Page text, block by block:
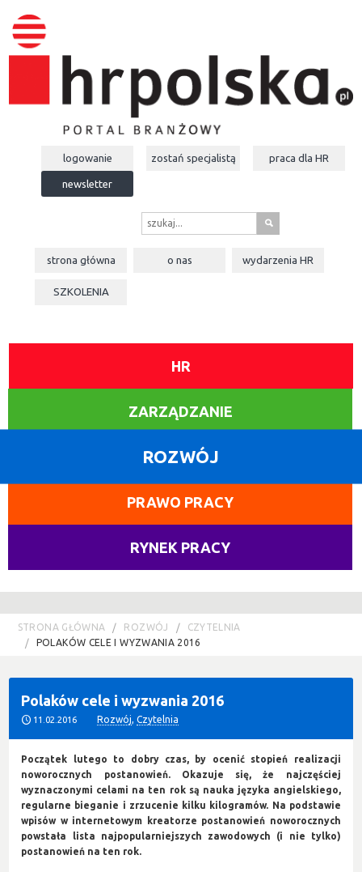
logowanie zostań specjalistą praca dla HR
newsletter
s
strona główna o nas wydarzeniaHR
SZKOLENIA
HR
ZARZĄDZANIE
ROZWÓJ
PRAWO PRACY
RYNEK PRACY
STRONA GŁÓWNA ROZWÓJ
CZYTELNIA
POLAKÓW CELE I WYZWANIA 2016
Polaków cele i wyzwania 2016
11.02.2016 Rozwój,Czytelnia
Początek lutego to dobry czas, by ocenić stopień realizacji
noworocznych postanowień. Okazuje się, że najczęściej
wyznaczonymi celami na ten rok są nauka języka angielskiego,
regularne bieganie i zrzucenie kilku kilogramów. Na podstawie
wpisów w internetowym kreatorze postanowień noworocznych
powstała lista najpopularniejszych zawodowych (i nie tylko)
postanowień na ten rok.